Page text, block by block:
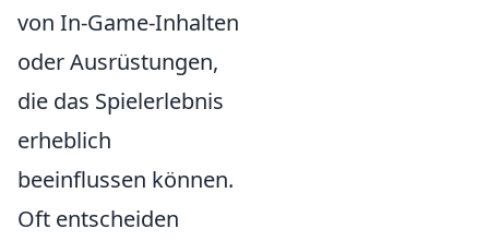
von In-Game-Inhalten
oder Ausrüstungen,
die das Spielerlebnis
erheblich
beeinflussen können.
Oft entscheiden